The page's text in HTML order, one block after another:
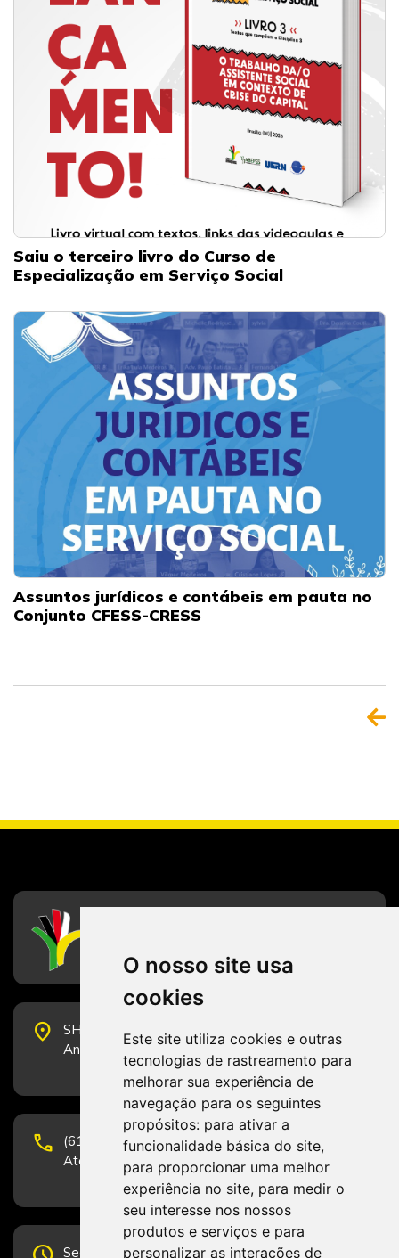
O nosso site usa
cookies
Este site utiliza cookies e outras
tecnologias de rastreamento para
melhorar sua experiência de
navegação para os seguintes
propósitos: para ativar a
funcionalidade básica do site,
para proporcionar uma melhor
experiência no site, para medir o
seu interesse nos nossos
produtos e serviços e para
personalizar as interações de
Saiu o terceiro livro do Curso de
Especialização em Serviço Social
Assuntos jurídicos e contábeis em pauta no
Conjunto CFESS-CRESS
place
SHS Quadra 6, Bloco E, Complexo Brasil 21, 20º
Andar, Sala 2001 - CEP 70322-915 - Brasília/DF
phone
(61) 3223-1652 e (61) 98131-3801.
Atendimento por telefone em horário comercial
Segunda-feira a Sexta-feira de 12h às 19h.